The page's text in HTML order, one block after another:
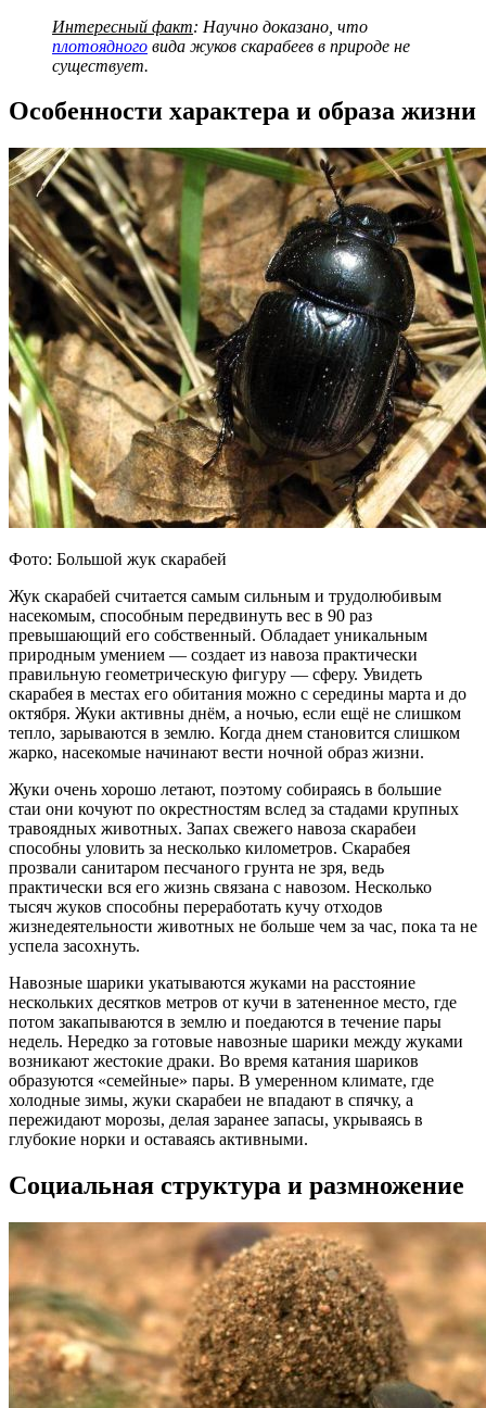
Интересный факт: Научно доказано, что
плотоядного вида жуков скарабеев в природе не
существует.
Особенности характера и образа жизни
Фото: Большой жук скарабей
Жук скарабей считается самым сильным и трудолюбивым
насекомым, способным передвинуть вес в 90 раз
превышающий его собственный. Обладает уникальным
природным умением — создает из навоза практически
правильную геометрическую фигуру — сферу. Увидеть
скарабея в местах его обитания можно с середины марта и до
октября. Жуки активны днём, а ночью, если ещё не слишком
тепло, зарываются в землю. Когда днем становится слишком
жарко, насекомые начинают вести ночной образ жизни.
Жуки очень хорошо летают, поэтому собираясь в большие
стаи они кочуют по окрестностям вслед за стадами крупных
травоядных животных. Запах свежего навоза скарабеи
способны уловить за несколько километров. Скарабея
прозвали санитаром песчаного грунта не зря, ведь
практически вся его жизнь связана с навозом. Несколько
тысяч жуков способны переработать кучу отходов
жизнедеятельности животных не больше чем за час, пока та не
успела засохнуть.
Навозные шарики укатываются жуками на расстояние
нескольких десятков метров от кучи в затененное место, где
потом закапываются в землю и поедаются в течение пары
недель. Нередко за готовые навозные шарики между жуками
возникают жестокие драки. Во время катания шариков
образуются «семейные» пары. В умеренном климате, где
холодные зимы, жуки скарабеи не впадают в спячку, а
пережидают морозы, делая заранее запасы, укрываясь в
глубокие норки и оставаясь активными.
Социальная структура и размножение